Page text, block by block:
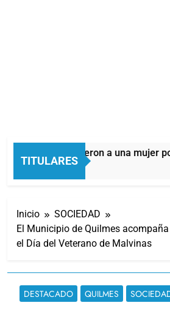
TITULARES
Quilmes: detuvieron a una mujer
10 Horas Atrás
Inicio
SOCIEDAD
El Municipio de Quilmes
el Día del Veterano de Malvinas
DESTACADO QUILMES